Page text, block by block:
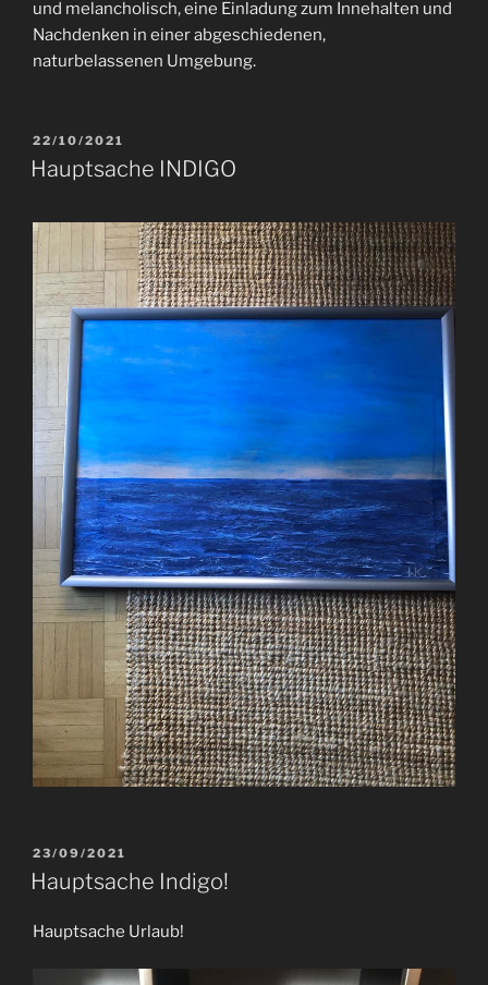
und melancholisch, eine Einladung zum Innehalten und
Nachdenken in einer abgeschiedenen,
naturbelassenen Umgebung.
VERÖFFENTLICHT
AM
22/10/2021
Hauptsache INDIGO
VERÖFFENTLICHT
AM
23/09/2021
Hauptsache Indigo!
Hauptsache Urlaub!